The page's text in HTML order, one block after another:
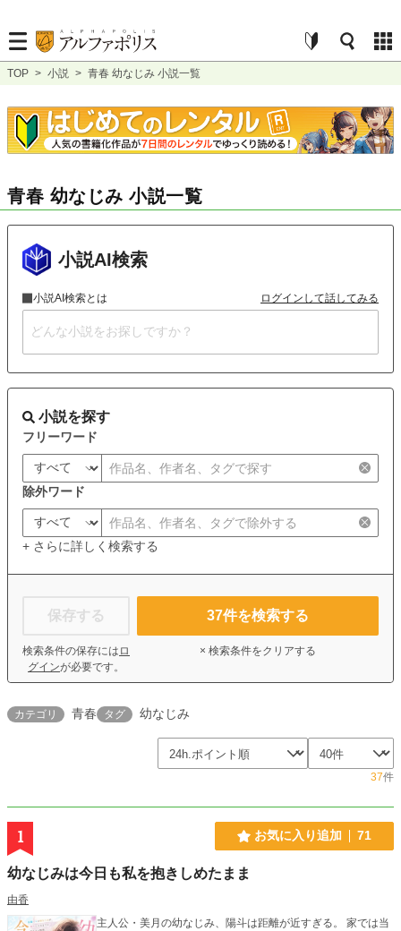
TOP > 小説 > 青春 幼なじみ 小説一覧
青春 幼なじみ 小説一覧
小説AI検索
小説AI検索とは ログインして話してみる
小説を探す
フリーワード
除外ワード
+ さらに詳しく検索する
保存する
検索条件の保存には ロ
グインが必要です。
37件を検索する
× 検索条件をクリアする
カテゴリ 青春 タグ 幼なじみ
37件
1 お気に入り追加 71
幼なじみは今日も私を抱きしめたまま
由香
主人公・美月の幼なじみ、陽斗は距離が近すぎる。 家では当